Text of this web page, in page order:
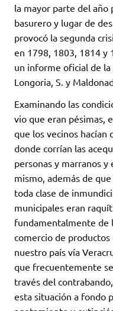
la mayor parte del año
basurero y lugar de
provocó la segunda
en 1798, 1803, 1814 y
un informe oficial de
Longoria, S. y
Examinando las
vio que eran pésimas,
que los vecinos hacían
donde corrían las
personas y marranos y
mismo, además de
toda clase de
municipales eran
fundamentalmente de
comercio de
nuestro país vía
que frecuentemente
través del
esta situación a fondo